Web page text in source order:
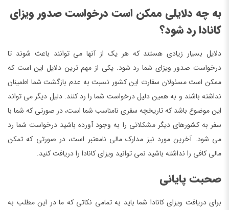
به چه دلایلی ممکن است درخواست صدور ویزای
کانادا رد شود؟
دلایل بسیار زیادی هستند که هر یک از آنها می توانند باعث شوند تا
درخواست صدور ویزای شما رد شود. یکی از مهم ترین دلایل این است که
ممکن است مسئولان سفارت این کشور نسبت به عدم بازگشت شما اطمینان
نداشته باشند و به همین دلیل درخواست شما را رد کنند. دلیل دیگر می تواند
این موضوع باشد که تاریخچه سفری نامناسب شما است، در صورتی که شما با
سفر به کشورهای دیگر مشکلاتی را به وجود آورده باشید درخواست شما رد
می شود. آخرین مورد نیز مدارک مالی نامعتبر است، در صورتی که تمکن
مالی کافی را نداشته باشید نمی توانید ویزای کانادا را دریافت کنید.
صحبت پایانی
برای دریافت ویزای کانادا شما باید به تمامی نکاتی که ما در این مطلب به